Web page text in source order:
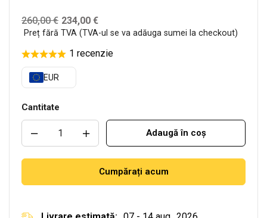
260,00€ 234,00 €
Preț fără TVA (TVA-ul se va adăuga sumei la checkout)
1 recenzie
EUR
Cantitate
Adaugă în coș
Cumpărați acum